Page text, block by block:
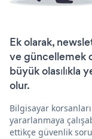
Ek olarak,
ve güncellemek
büyük olasılıkla
olur.
Bilgisayar
yararlanmaya
ettikçe güvenlik